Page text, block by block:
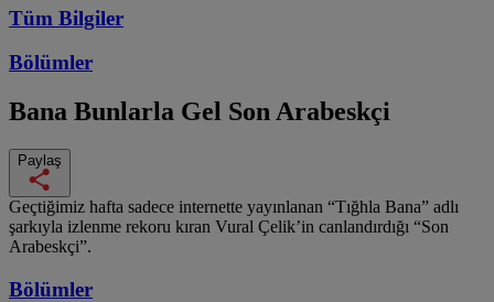
Tüm Bilgiler
Bölümler
Bana Bunlarla Gel Son Arabeskçi
Paylaş
Geçtiğimiz hafta sadece internette yayınlanan “Tığhla Bana” adlı
şarkıyla izlenme rekoru kıran Vural Çelik’in canlandırdığı “Son
Arabeskçi”.
Bölümler